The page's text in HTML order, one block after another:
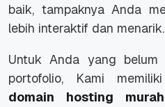
baik, tampaknya Anda
lebih interaktif dan menarik.
Untuk Anda yang belum
portofolio, Kami
domain hosting murah